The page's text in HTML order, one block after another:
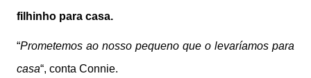
filhinho para casa.
“Prometemos ao nosso pequeno que o levaríamos para
casa“, conta Connie.